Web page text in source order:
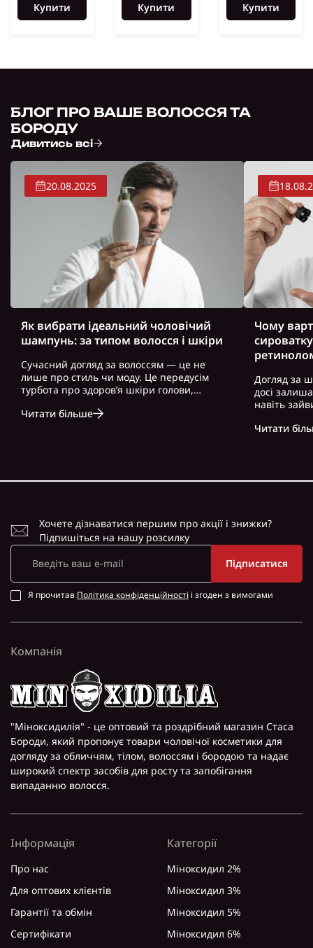
Купити Купити Купити
БЛОГ ПРО ВАШЕ ВОЛОССЯ ТА
БОРОДУ
Дивитись всі
20.08.2025
Як вибрати ідеальний чоловічий
шампунь: за типом волосся і шкіри
Сучасний догляд за волоссям — це не
лише про стиль чи моду. Це передусім
турбота про здоров’я шкіри голови,
актуально для чоловіків, які часто
Читати більше
Чому
Догляд за
досі
навіть
косметику.
Читати
Хочете дізнаватися першим про акції і знижки?
Підпишіться на нашу розсилку
Підписатися
Я прочитав Політика конфіденційності і згоден з вимогами
Компанія
"Міноксидилія" - це оптовий та роздрібний магазин Стаса
Бороди, який пропонує товари чоловічої косметики для
догляду за обличчям, тілом, волоссям і бородою та надає
широкий спектр засобів для росту та запобігання
випаданню волосся.
Інформація
Про нас
Для оптових клієнтів
Гарантії та обмін
Сертифікати
Категорії
Міноксидил 2%
Міноксидил 3%
Міноксидил 5%
Міноксидил 6%